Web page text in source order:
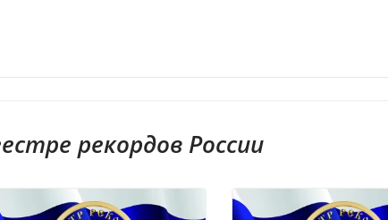
рекордов России